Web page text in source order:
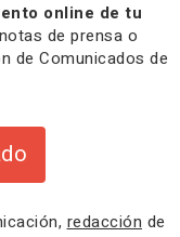
online de tu
de prensa o
de Comunicados de
redacción de